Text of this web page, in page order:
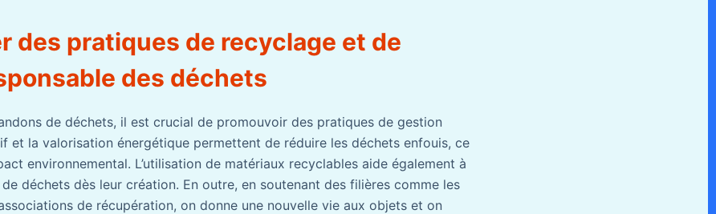
des pratiques de recyclage et de
des déchets
de déchets, il est crucial de promouvoir des pratiques de gestion
et la valorisation énergétique permettent de réduire les déchets enfouis, ce
environnemental. L’utilisation de matériaux recyclables aide également à
déchets dès leur création. En outre, en soutenant des filières comme les
de récupération, on donne une nouvelle vie aux objets et on